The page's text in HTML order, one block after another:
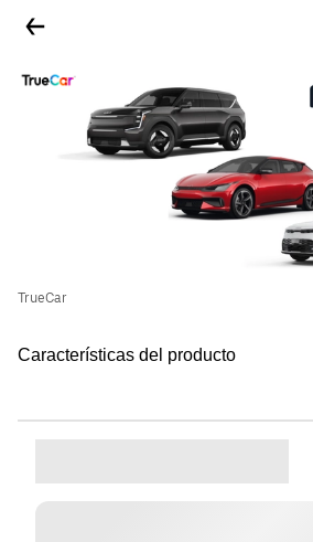
TrueCar
Características del producto